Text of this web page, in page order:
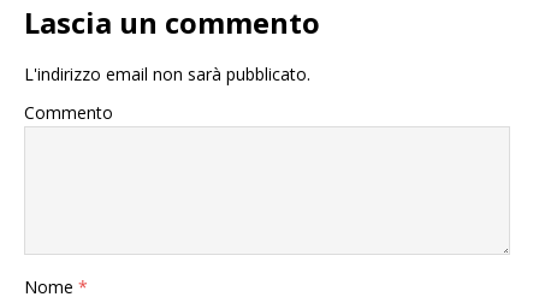
Lascia un commento
L'indirizzo email non sarà pubblicato.
Commento
Nome *